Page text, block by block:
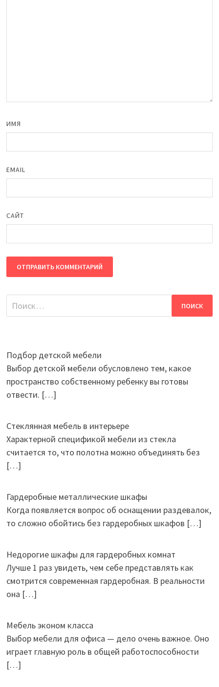
ИМЯ
EMAIL
САЙТ
Найти:
Подбор детской мебели
Выбор детской мебели обусловлено тем, какое
пространство собственному ребенку вы готовы
отвести. […]
Стеклянная мебель в интерьере
Характерной спецификой мебели из стекла
считается то, что полотна можно объединять без
[…]
Гардеробные металлические шкафы
Когда появляется вопрос об оснащении раздевалок,
то сложно обойтись без гардеробных шкафов […]
Недорогие шкафы для гардеробных комнат
Лучше 1 раз увидеть, чем себе представлять как
смотрится современная гардеробная. В реальности
она […]
Мебель эконом класса
Выбор мебели для офиса — дело очень важное. Оно
играет главную роль в общей работоспособности
[…]